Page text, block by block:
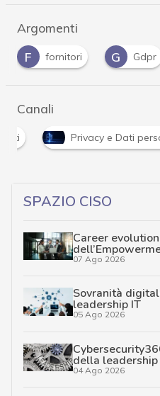
Argomenti
F
fornitori G Gdpr
Canali
Privacy e Dati
SPAZIO CISO
Career
07 Ago 2026
Sovranità
leadership IT
05 Ago 2026
della
04 Ago 2026